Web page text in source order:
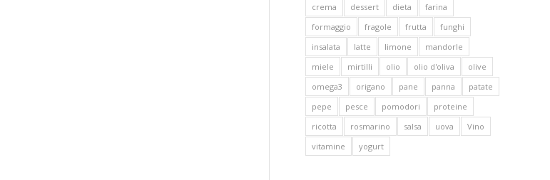
crema
dessert dieta
farina
formaggio
fragole frutta
funghi
insalata
latte limone
mandorle
miele
mirtilli olio olio d'oliva
olive
omega3
origano pane panna
patate
pepe
pesce pomodori
proteine
ricotta
rosmarino salsa uova
Vino
vitamine
yogurt